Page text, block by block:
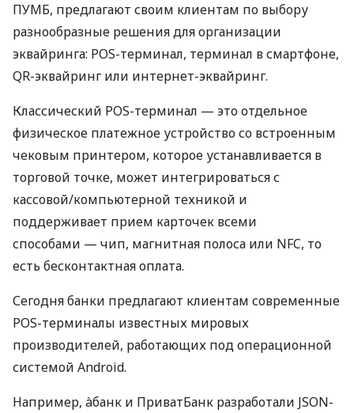
ПУМБ, предлагают своим клиентам по выбору
разнообразные решения для организации
эквайринга: POS-терминал, терминал в смартфоне,
QR-эквайринг или интернет-эквайринг.
Классический POS-терминал — это отдельное
физическое платежное устройство со встроенным
чековым принтером, которое устанавливается в
торговой точке, может интегрироваться с
кассовой/компьютерной техникой и
поддерживает прием карточек всеми
способами — чип, магнитная полоса или NFC, то
есть бесконтактная оплата.
Сегодня банки предлагают клиентам современные
POS-терминалы известных мировых
производителей, работающих под операционной
системой Android.
Например, àбанк и ПриватБанк разработали JSON-